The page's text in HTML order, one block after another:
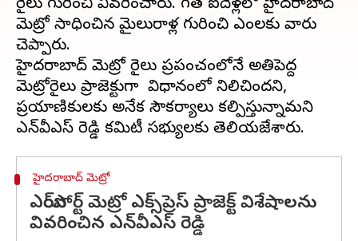
రైలు గురించి వివరించారు. గత ఐదేళ్లలో హైదరాబాద్
మెట్రో సాధించిన మైలురాళ్ల గురించి ఎంపీలకు వారు
చెప్పారు.
హైదరాబాద్‌ మెట్రో రైలు ప్రపంచంలోనే అతిపెద్ద
మెట్రోరైలు ప్రాజెక్టుగా పీపీపీ విధానంలో నిలిచిందని,
ప్రయాణికులకు అనేక సౌకర్యాలు కల్పిస్తున్నామని
హైదరాబాద్ మెట్రో
ఎయిర్‌పోర్ట్ మెట్రో ఎక్స్‌ప్రెస్ ప్రాజెక్ట్ విశేషాలను
వివరించిన ఎన్‌వీఎస్ రెడ్డి